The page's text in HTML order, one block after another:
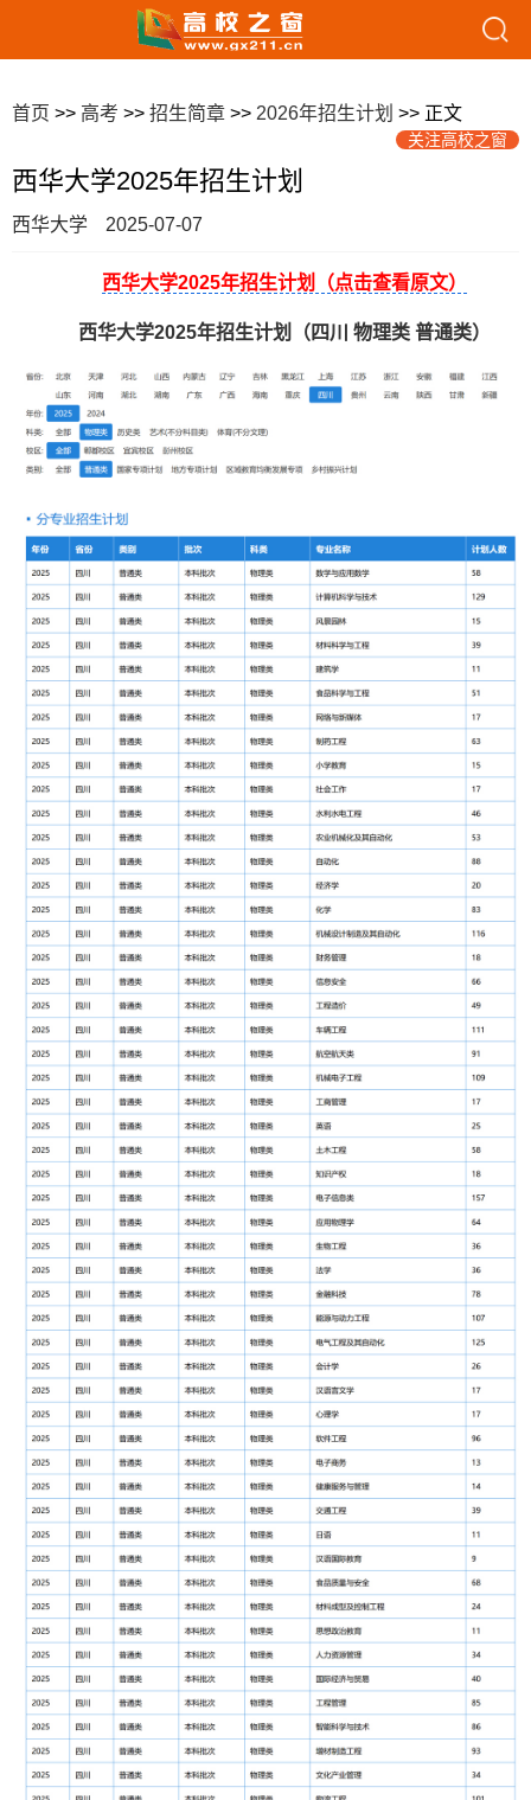
首页 >> 高考 >> 招生简章 >> 2026年招生计划 >> 正文
关注高校之窗
西华大学2025年招生计划
西华大学 2025-07-07
西华大学2025年招生计划（点击查看原文）
西华大学2025年招生计划（四川 物理类 普通类）